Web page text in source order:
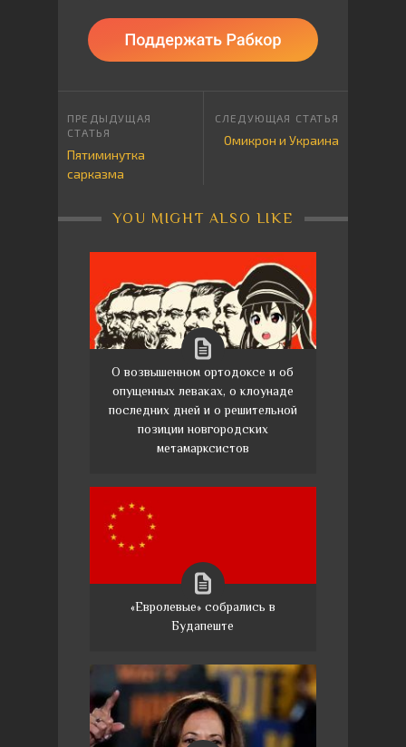
Пятиминутка
сарказма
Омикрон и Украина
YOU MIGHT ALSO LIKE
О возвышенном ортодоксе и об
опущенных леваках, о клоунаде
последних дней и о решительной
позиции новгородских
метамарксистов
«Евролевые» собрались в
Будапеште